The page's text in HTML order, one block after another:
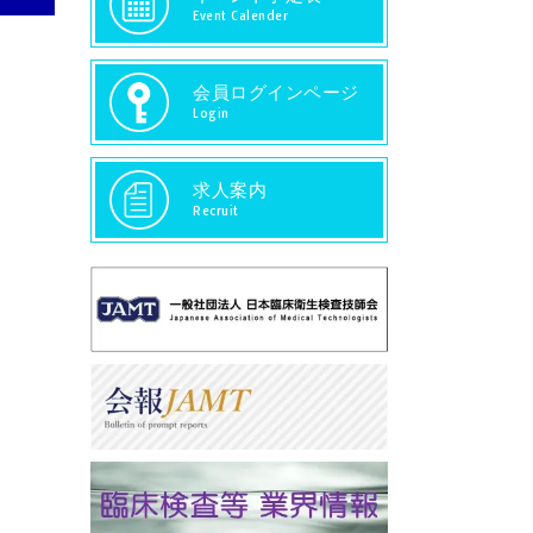
Event Calender
会員ログインページ
Login
求人案内
Recruit